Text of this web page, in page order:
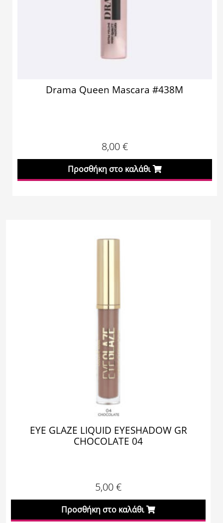
Drama Queen Mascara #438M
8,00€
Προσθήκη στο καλάθι
EYE GLAZE LIQUID EYESHADOW GR
CHOCOLATE 04
5,00€
Προσθήκη στο καλάθι